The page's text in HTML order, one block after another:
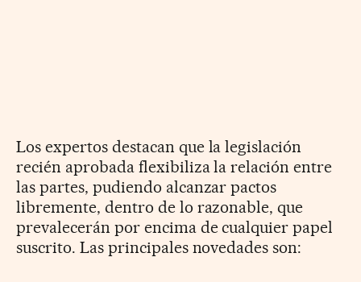
Los expertos destacan que la legislación
recién aprobada flexibiliza la relación entre
las partes, pudiendo alcanzar pactos
libremente, dentro de lo razonable, que
prevalecerán por encima de cualquier papel
suscrito. Las principales novedades son: